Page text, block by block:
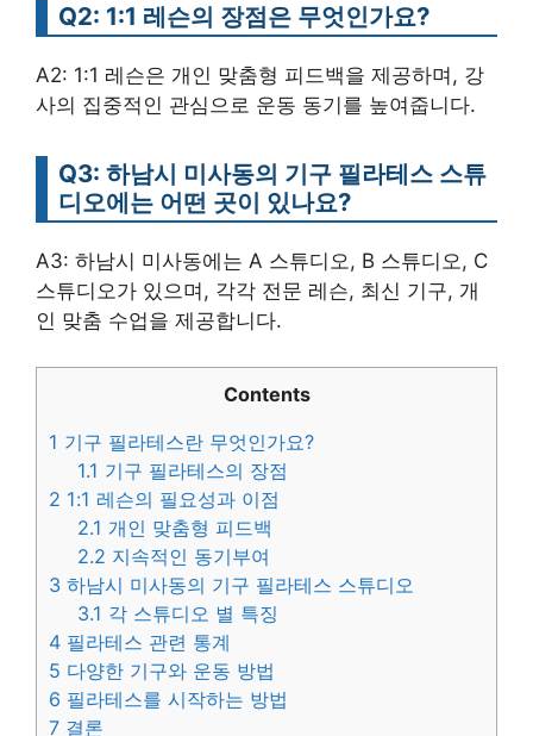
Q2: 1:1 레슨의 장점은 무엇인가요?
A2: 1:1 레슨은 개인 맞춤형 피드백을 제공하며, 강
사의 집중적인 관심으로 운동 동기를 높여줍니다.
Q3: 하남시 미사동의 기구 필라테스 스튜
디오에는 어떤 곳이 있나요?
A3: 하남시 미사동에는 A 스튜디오, B 스튜디오, C
스튜디오가 있으며, 각각 전문 레슨, 최신 기구, 개
인 맞춤 수업을 제공합니다.
Contents
1 기구 필라테스란 무엇인가요?
1.1 기구 필라테스의 장점
2 1:1 레슨의 필요성과 이점
2.1 개인 맞춤형 피드백
2.2 지속적인 동기부여
3 하남시 미사동의 기구 필라테스 스튜디오
3.1 각 스튜디오 별 특징
4 필라테스 관련 통계
5 다양한 기구와 운동 방법
6 필라테스를 시작하는 방법
7 결론